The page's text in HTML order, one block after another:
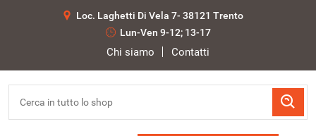
Loc. Laghetti Di Vela 7- 38121 Trento
Lun-Ven 9-12; 13-17
Chi siamo Contatti